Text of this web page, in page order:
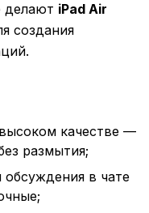
делают iPad Air
создания
качестве —
размытия;
в чате